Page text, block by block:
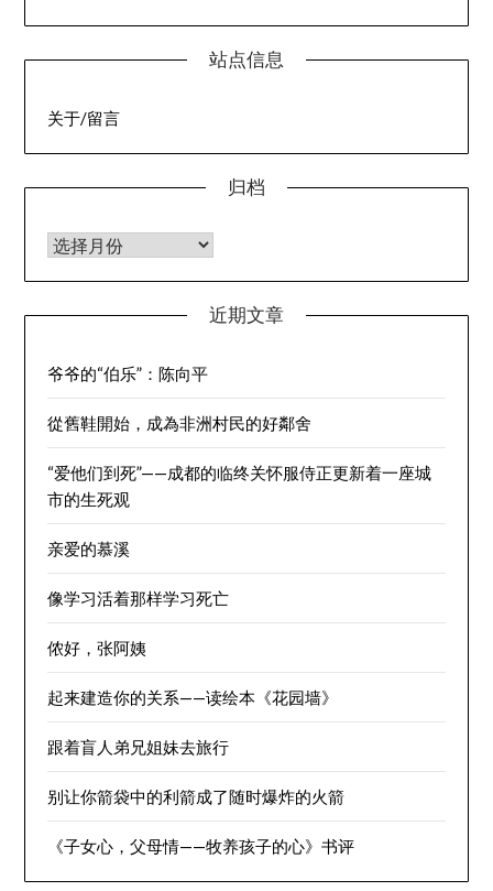
站点信息
关于/留言
归档
归档
近期文章
爷爷的“伯乐”：陈向平
從舊鞋開始，成為非洲村民的好鄰舍
“爱他们到死”——成都的临终关怀服侍正更新着一座城
市的生死观
亲爱的慕溪
像学习活着那样学习死亡
侬好，张阿姨
起来建造你的关系——读绘本《花园墙》
跟着盲人弟兄姐妹去旅行
别让你箭袋中的利箭成了随时爆炸的火箭
《子女心，父母情——牧养孩子的心》书评